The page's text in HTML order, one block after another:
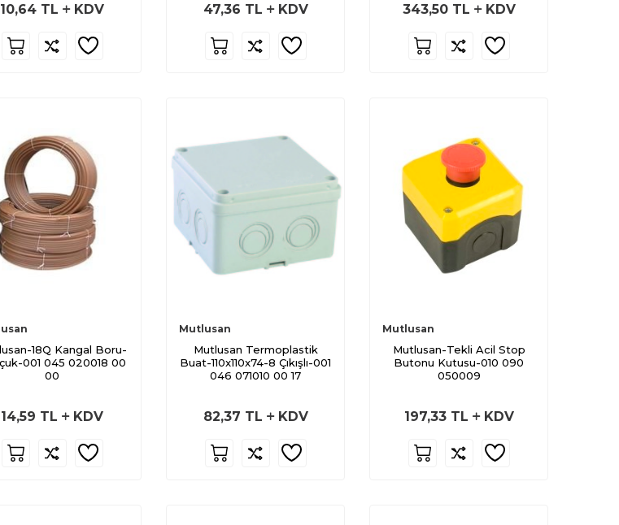
10,64 TL KDV 47,36 TL KDV 343,50TL KDV
18Q Kangal Boru-
001 045 020018 00
00
14,59 TL KDV
Mutlusan
Mutlusan Termoplastik
Buat-110x110x74-8 Çıkışlı-001
046 071010 00 17
82,37 TL KDV
Mutlusan
Mutlusan-Tekli Acil Stop
Butonu Kutusu-010 090
050009
197,33TL KDV